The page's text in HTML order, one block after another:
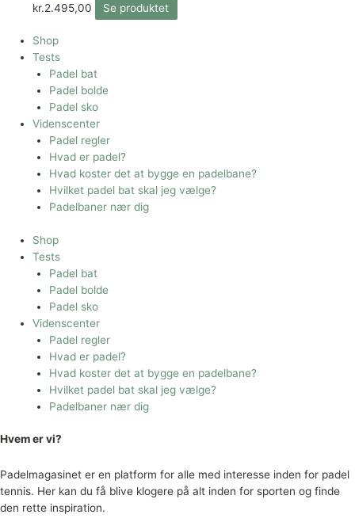
kr.2.495,00 Se produktet
Shop
Tests
Padel bat
Padel bolde
Padel sko
Videnscenter
Padel regler
Hvad er padel?
Hvad koster det at bygge en padelbane?
Hvilket padel bat skal jeg vælge?
Padelbaner nær dig
Shop
Tests
Padel bat
Padel bolde
Padel sko
Videnscenter
Padel regler
Hvad er padel?
Hvad koster det at bygge en padelbane?
Hvilket padel bat skal jeg vælge?
Padelbaner nær dig
Hvem er vi?
Padelmagasinet er en platform for alle med interesse inden for padel
tennis. Her kan du få blive klogere på alt inden for sporten og finde
den rette inspiration.